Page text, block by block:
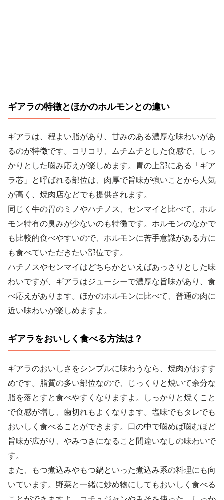
ギアラの特徴とほかのホルモンとの違い
ギアラは、程よい脂があり、甘みのある濃厚な味わいがあ
るのが特徴です。コリコリ、ムチムチとした食感で、しっ
かりとした噛み応えが楽しめます。胃の上部にある「ギア
ラ芯」と呼ばれる部位は、肉厚で旨味が強いことから人気
が高く、焼肉店などでも提供されます。
同じく牛の胃のミノやハチノス、センマイと比べて、ホル
モン特有の臭みが少ないのも特徴です。ホルモンのなかで
も比較的食べやすいので、ホルモンに苦手意識がある方に
も食べていただきたい部位です。
ハチノスやセンマイはどちらかといえばあっさりとした味
わいですが、ギアラはジューシーで濃厚な旨味があり、食
べ応えがあります。ほかのホルモンに比べて、普通の肉に
近い味わいが楽しめますよ。
ギアラをおいしく食べる方法は？
ギアラのおいしさをシンプルに味わうなら、焼肉がおすす
めです。脂質の多い部位なので、じっくりと焼いて余分な
脂を落とすと食べやすくなりますよ。しっかりと焼くこと
で食感が増し、歯切れもよくなります。塩味でもタレでも
おいしく食べることができます。口の中で噛めば噛むほど
旨味が広がり、やみつきになること間違いなしの味わいで
す。
また、もつ煮込みやもつ鍋といった煮込み系の料理にも向
いています。野菜と一緒に炒め物にしてもおいしく食べる